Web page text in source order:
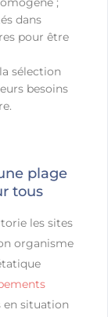
dans
pour être
sélection
besoins
plage
tous
les sites
organisme
en situation